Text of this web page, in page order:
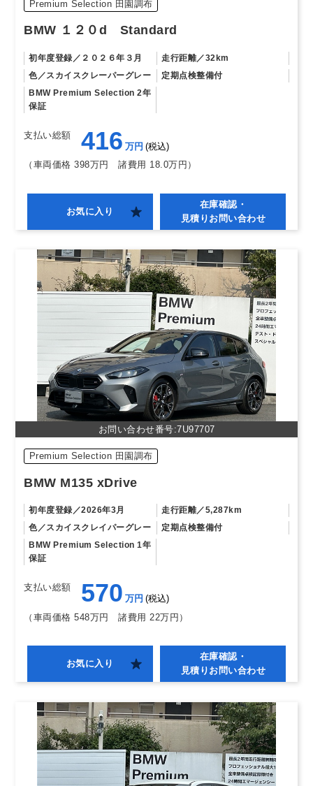
Premium Selection 田園調布
BMW １２０d Standard
初年度登録 ２０２６年３月 走行距離
32km
色
スカイスクレーパーグレー
定期点検整備付
BMW Premium Selection 2年
保証
支払い総額 416 万円
税込
（車両価格 398万円
諸費用 18.0万円）
お気に入り
在庫確認・
見積りお問い合わせ
お問い合わせ番号:7U97707
Premium Selection 田園調布
BMW M135 xDrive
初年度登録 2026年3月 走行距離
5,287km
色
スカイスクレイパーグレー
定期点検整備付
BMW Premium Selection 1年
保証
支払い総額 570 万円
税込
（車両価格 548万円
諸費用 22万円）
お気に入り
在庫確認・
見積りお問い合わせ